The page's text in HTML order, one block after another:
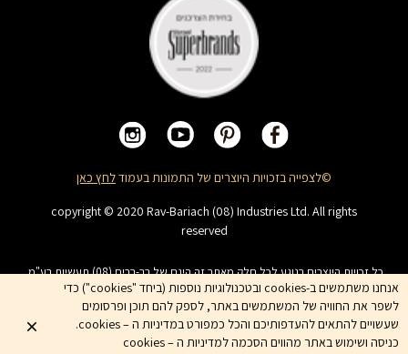
©לצפייה בזכויות היוצרים של התמונות בעמודלחץ כאן
copyright © 2020 Rav-Bariach (08) Industries Ltd. All rights
reserved
כל זכויות היוצרים בנוגע לכל חלק מאתר זה הינם של רב-בריח (08) תעשיות בע"מ.
האתר מיועד לצפייה בלבד. העתקה, הפצה, שיכפול, פרסום, הצגה, שידור, שינוי, ביצוע
יצירות נגזרות בתוכן המופיע באתר אסור. שמות המוצרים, החברות, השירותים הינם
סימני מסחרי של החברה ואין להשתמש בהם ללא אישור החברה מראש
אנחנו משתמשים ב-cookies ובטכנולוגיות נוספות (ביחד "cookies") כדי
לשפר את החוויה של המשתמשים באתר, לספק להם תוכן ופרסומים
שעשויים להתאים להעדפותיכם והכל כמפורט במדיניות ה – cookies.
כניסה ושימוש באתר מהווים הסכמה למדיניות ה – cookies